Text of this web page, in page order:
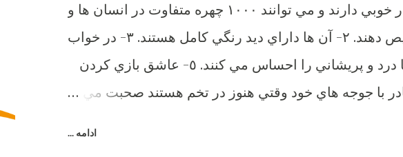
١- آن ها حافظه بسيار خوبي دارند و مي توانند ١٠٠٠ چهره متفاوت در انسان ها و
ساير حيوانات را تشخيص دهند. ٢- آن ها داراي ديد رنگي كامل هستند. ٣- در خواب
رويا مي بينند. ٤- آن ها درد و پريشاني را احساس مي كنند. ٥- عاشق بازي كردن
مادر با جوجه هاي خود وقتي هنوز در تخم هستند صحبت مي
ادامه ...